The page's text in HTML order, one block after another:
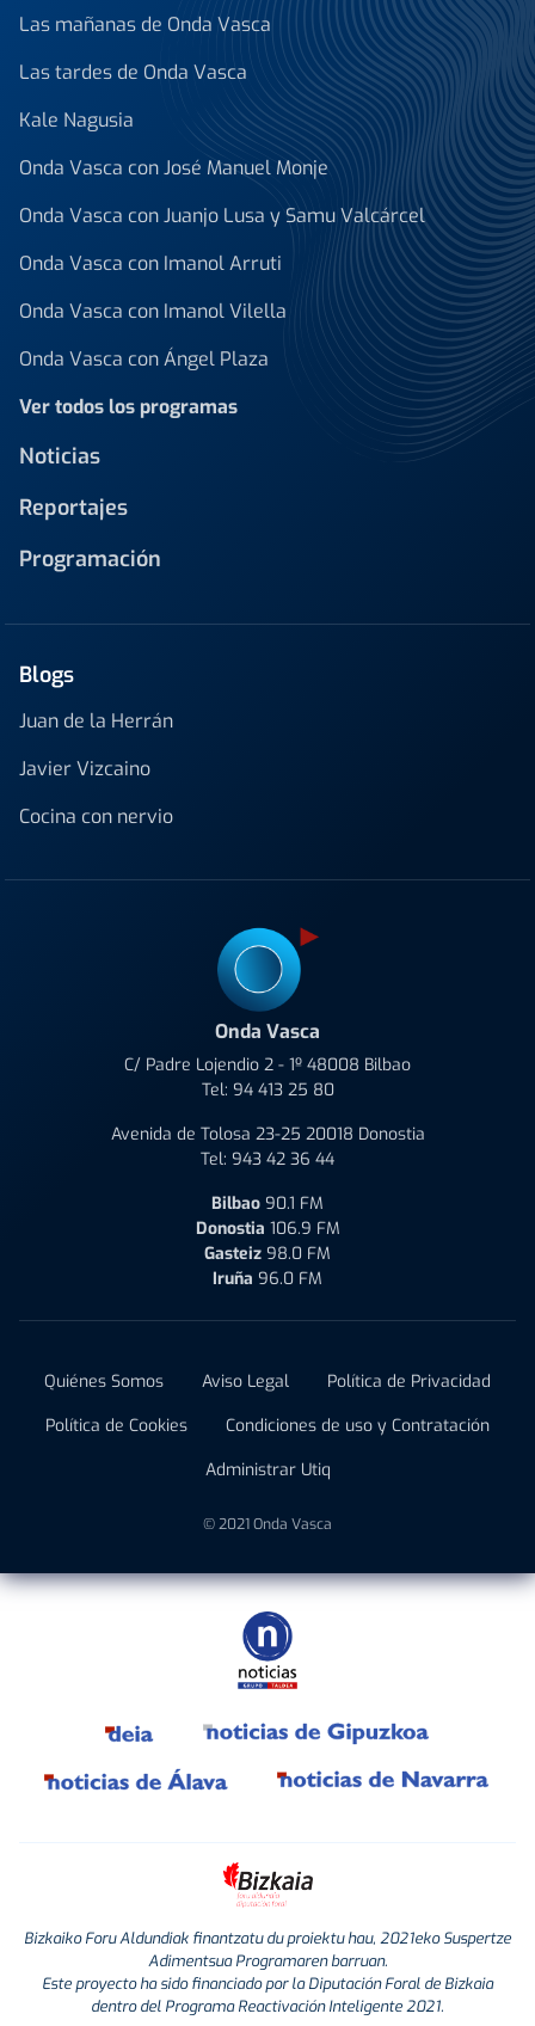
Las mañanas de Onda Vasca
Las tardes de Onda Vasca
Kale Nagusia
Onda Vasca con José Manuel Monje
Onda Vasca con Juanjo Lusa y Samu Valcárcel
Onda Vasca con Imanol Arruti
Onda Vasca con Imanol Vilella
Onda Vasca con Ángel Plaza
Ver todos los programas
Noticias
Reportajes
Programación
Blogs
Juan de la Herrán
Javier Vizcaino
Cocina con nervio
Onda Vasca
C/ Padre Lojendio 2 - 1º 48008 Bilbao
Tel: 94 413 25 80
Avenida de Tolosa 23-25 20018 Donostia
Tel: 943 42 36 44
Bilbao 90.1 FM
Donostia 106.9 FM
Gasteiz 98.0 FM
Iruña 96.0 FM
Quiénes Somos Aviso Legal
Política de Privacidad
Política de Cookies
Condiciones de uso y Contratación
Administrar Utiq
© 2021 Onda Vasca
Bizkaiko Foru Aldundiak finantzatu du proiektu hau, 2021eko Suspertze
Adimentsua Programaren barruan.
Este proyecto ha sido financiado por la Diputación Foral de Bizkaia
dentro del Programa Reactivación Inteligente 2021.